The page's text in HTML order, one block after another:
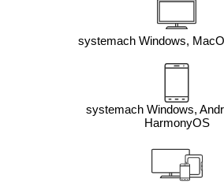
systemach Windows,
systemach Windows,
HarmonyOS